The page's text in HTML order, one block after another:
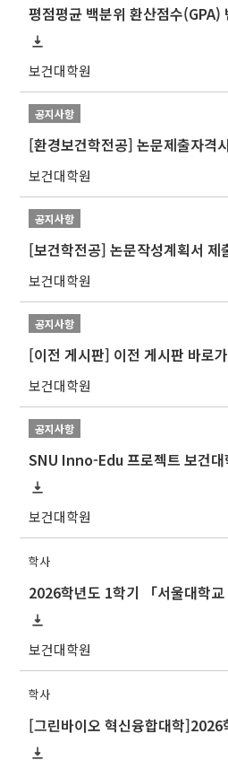
평점평균 백분위 환산점수(GPA)
보건대학원
공지사항
[환경보건학전공] 논문제출자격
보건대학원
공지사항
[보건학전공] 논문작성계획서 제
보건대학원
공지사항
[이전 게시판] 이전 게시판 바로
보건대학원
공지사항
보건대학원
학사
보건대학원
학사